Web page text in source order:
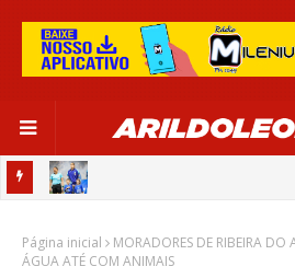
SALVADOR
Página inicial
MORADORES DE RIBEIRA DO
ÁGUA ATÉ COM ANIMAIS